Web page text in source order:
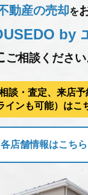
動産の売却を
by
ご相談ください
談・査定、来店予
インも可能）はこ
各店舗情報はこちら